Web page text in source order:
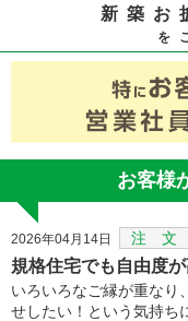
新築お
を
お客様
2026年04月14日 注 文
規格住宅でも自由度
いろいろなご縁が重なり
せしたい！という気持ち